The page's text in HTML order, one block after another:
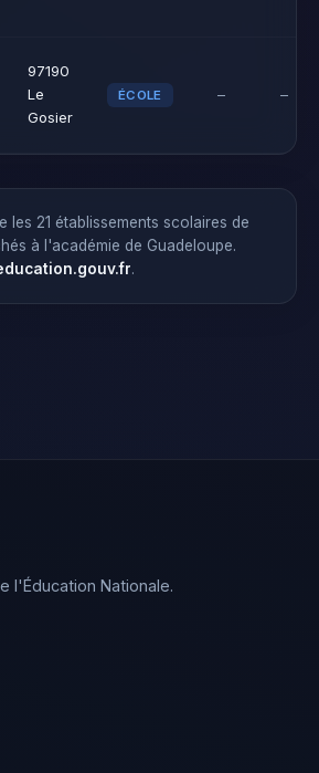
97190
Le
Gosier
ÉCOLE – –
les 21 établissements scolaires de
à l'académie de Guadeloupe.
.
l'Éducation Nationale.